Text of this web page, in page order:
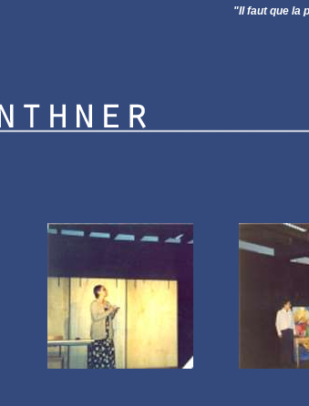
"Il faut que la